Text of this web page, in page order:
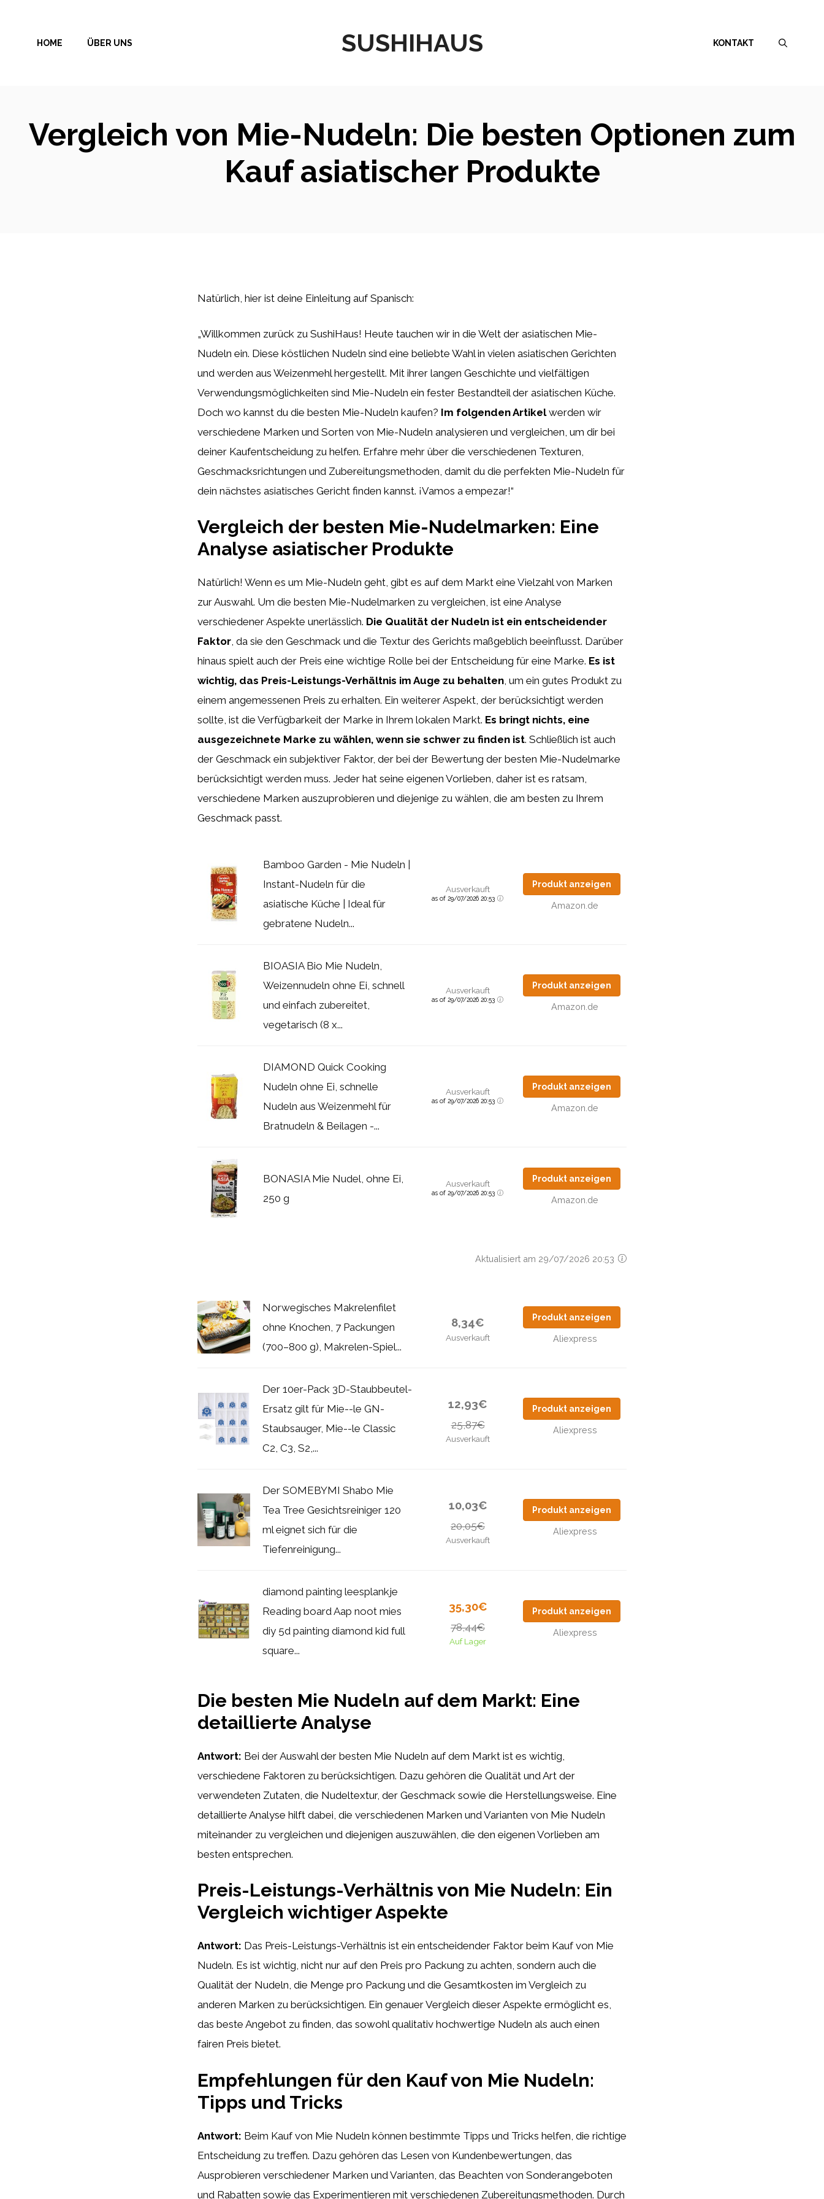
springen
SUSHIHAUS
HOME ÜBER UNS KONTAKT
Vergleich von Mie-Nudeln: Die besten Optionen zum
Kauf asiatischer Produkte
Natürlich, hier ist deine Einleitung auf Spanisch:
„Willkommen zurück zu SushiHaus! Heute tauchen wir in die Welt der asiatischen Mie-
Nudeln ein. Diese köstlichen Nudeln sind eine beliebte Wahl in vielen asiatischen Gerichten
und werden aus Weizenmehl hergestellt. Mit ihrer langen Geschichte und vielfältigen
Verwendungsmöglichkeiten sind Mie-Nudeln ein fester Bestandteil der asiatischen Küche.
Doch wo kannst du die besten Mie-Nudeln kaufen? Im folgenden Artikelwerden wir
verschiedene Marken und Sorten von Mie-Nudeln analysieren und vergleichen, um dir bei
deiner Kaufentscheidung zu helfen. Erfahre mehr über die verschiedenen Texturen,
Geschmacksrichtungen und Zubereitungsmethoden, damit du die perfekten Mie-Nudeln für
dein nächstes asiatisches Gericht finden kannst. ¡Vamos a empezar!“
Vergleich der besten Mie-Nudelmarken: Eine
Analyse asiatischer Produkte
Natürlich! Wenn es um Mie-Nudeln geht, gibt es auf dem Markt eine Vielzahl von Marken
zur Auswahl. Um die besten Mie-Nudelmarken zu vergleichen, ist eine Analyse
verschiedener Aspekte unerlässlich. Die Qualität der Nudeln ist ein entscheidender
Faktor, da sie den Geschmack und die Textur des Gerichts maßgeblich beeinflusst. Darüber
hinaus spielt auch der Preis eine wichtige Rolle bei der Entscheidung für eine Marke. Es ist
wichtig, das Preis-Leistungs-Verhältnis im Auge zu behalten, um ein gutes Produkt zu
einem angemessenen Preis zu erhalten. Ein weiterer Aspekt, der berücksichtigt werden
sollte, ist die Verfügbarkeit der Marke in Ihrem lokalen Markt. Es bringt nichts, eine
ausgezeichnete Marke zu wählen, wenn sie schwer zu finden ist. Schließlich ist auch
der Geschmack ein subjektiver Faktor, der bei der Bewertung der besten Mie-Nudelmarke
berücksichtigt werden muss. Jeder hat seine eigenen Vorlieben, daher ist es ratsam,
verschiedene Marken auszuprobieren und diejenige zu wählen, die am besten zu Ihrem
Geschmack passt.
Bamboo Garden - Mie Nudeln |
Instant-Nudeln für die
asiatische Küche | Ideal für
gebratene Nudeln...
Ausverkauft
as of 29/07/2026 20:53
Produkt anzeigen
Amazon.de
BIOASIA Bio Mie Nudeln,
Weizennudeln ohne Ei, schnell
und einfach zubereitet,
vegetarisch (8 x...
Ausverkauft
as of 29/07/2026 20:53
Produkt anzeigen
Amazon.de
DIAMOND Quick Cooking
Nudeln ohne Ei, schnelle
Nudeln aus Weizenmehl für
Bratnudeln & Beilagen -...
Ausverkauft
as of 29/07/2026 20:53
Produkt anzeigen
Amazon.de
BONASIA Mie Nudel, ohne Ei,
250 g
Ausverkauft
as of 29/07/2026 20:53
Produkt anzeigen
Amazon.de
Aktualisiert am 29/07/2026 20:53
Norwegisches Makrelenfilet
ohne Knochen, 7 Packungen
(700–800 g), Makrelen-Spiel...
8,34€
Ausverkauft
Produkt anzeigen
Aliexpress
Der 10er-Pack 3D-Staubbeutel-
Ersatz gilt für Mie--le GN-
Staubsauger, Mie--le Classic
C2, C3, S2,...
12,93€
25,87€
Ausverkauft
Produkt anzeigen
Aliexpress
Der SOMEBYMI Shabo Mie
Tea Tree Gesichtsreiniger 120
ml eignet sich für die
Tiefenreinigung...
10,03€
20,05€
Ausverkauft
Produkt anzeigen
Aliexpress
diamond painting leesplankje
Reading board Aap noot mies
diy 5d painting diamond kid full
square...
35,30€
78,44€
Auf Lager
Produkt anzeigen
Aliexpress
Die besten Mie Nudeln auf dem Markt: Eine
detaillierte Analyse
Antwort: Bei der Auswahl der besten Mie Nudeln auf dem Markt ist es wichtig,
verschiedene Faktoren zu berücksichtigen. Dazu gehören die Qualität und Art der
verwendeten Zutaten, die Nudeltextur, der Geschmack sowie die Herstellungsweise. Eine
detaillierte Analyse hilft dabei, die verschiedenen Marken und Varianten von Mie Nudeln
miteinander zu vergleichen und diejenigen auszuwählen, die den eigenen Vorlieben am
besten entsprechen.
Preis-Leistungs-Verhältnis von Mie Nudeln: Ein
Vergleich wichtiger Aspekte
Antwort: Das Preis-Leistungs-Verhältnis ist ein entscheidender Faktor beim Kauf von Mie
Nudeln. Es ist wichtig, nicht nur auf den Preis pro Packung zu achten, sondern auch die
Qualität der Nudeln, die Menge pro Packung und die Gesamtkosten im Vergleich zu
anderen Marken zu berücksichtigen. Ein genauer Vergleich dieser Aspekte ermöglicht es,
das beste Angebot zu finden, das sowohl qualitativ hochwertige Nudeln als auch einen
fairen Preis bietet.
Empfehlungen für den Kauf von Mie Nudeln:
Tipps und Tricks
Antwort: Beim Kauf von Mie Nudeln können bestimmte Tipps und Tricks helfen, die richtige
Entscheidung zu treffen. Dazu gehören das Lesen von Kundenbewertungen, das
Ausprobieren verschiedener Marken und Varianten, das Beachten von Sonderangeboten
und Rabatten sowie das Experimentieren mit verschiedenen Zubereitungsmethoden. Durch